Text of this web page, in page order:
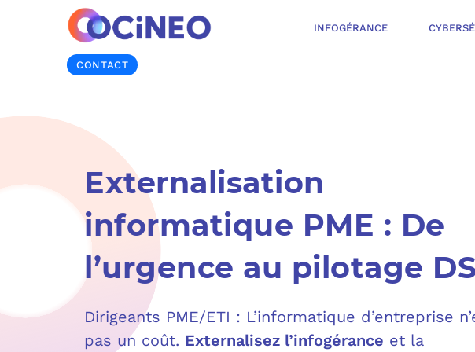
INFOGÉRANCE
CONTACT
Externalisation
informatique PME : De
l’urgence au pilotage
Dirigeants PME/ETI : L’informatique d’entreprise
pas un coût. Externalisez l’infogérance et la